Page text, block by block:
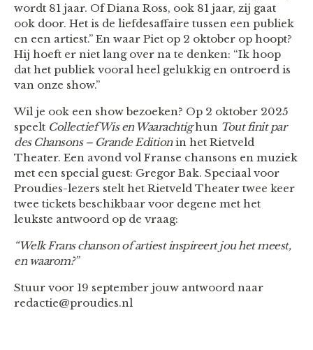
wordt 81 jaar. Of Diana Ross, ook 81 jaar, zij gaat
ook door. Het is de liefdesaffaire tussen een publiek
en een artiest.” En waar Piet op 2 oktober op hoopt?
Hij hoeft er niet lang over na te denken: “Ik hoop
dat het publiek vooral heel gelukkig en ontroerd is
van onze show.”
Wil je ook een show bezoeken? Op 2 oktober 2025
speelt Collectief Wis en Waarachtighun Tout finit par
des Chansons – Grande Editionin het Rietveld
Theater. Een avond vol Franse chansons en muziek
met een special guest: Gregor Bak. Speciaal voor
Proudies-lezers stelt het Rietveld Theater twee keer
twee tickets beschikbaar voor degene met het
leukste antwoord op de vraag:
“Welk Frans chanson of artiest inspireert jou het meest,
en waarom?”
Stuur voor 19 september jouw antwoord naar
redactie@proudies.nl